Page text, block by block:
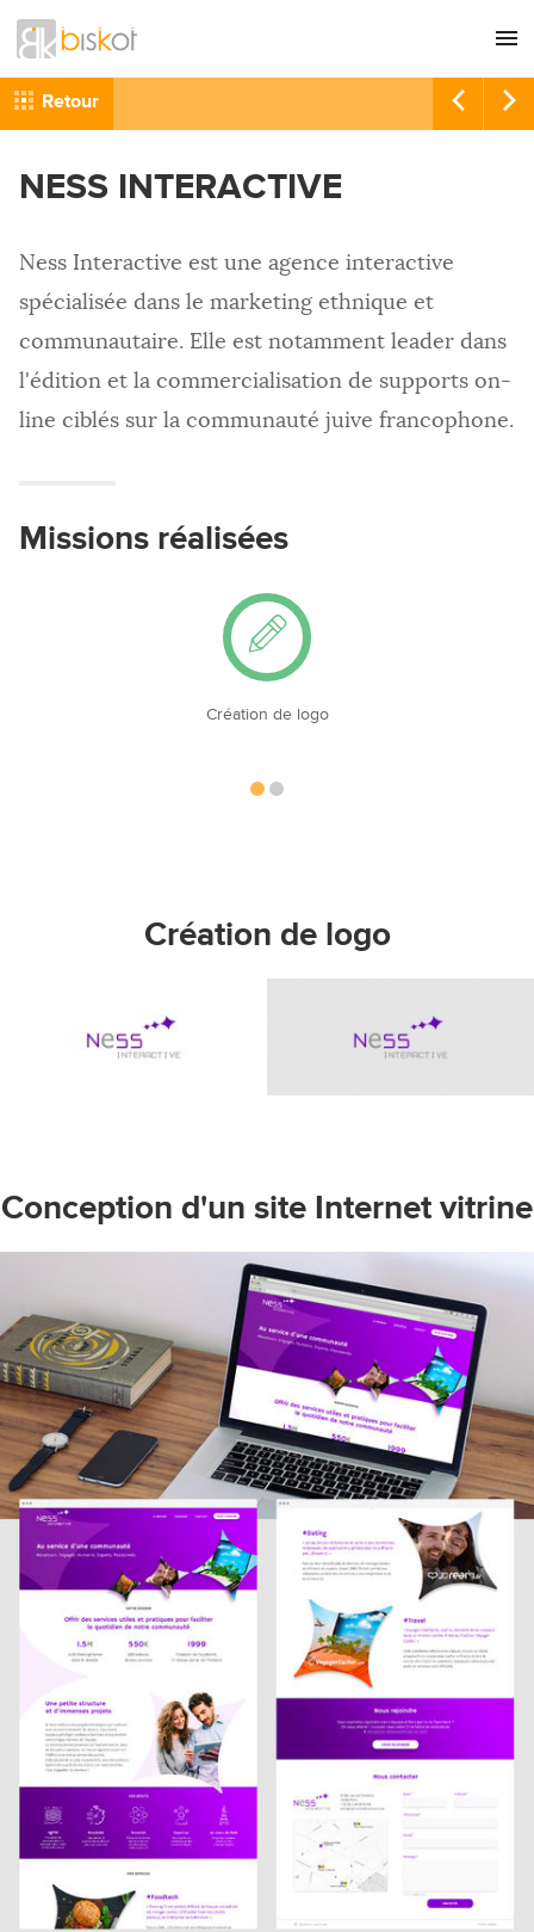
Recrutement
SITES INTERNET
RÉFÉRENCEMENT
HÉBERGEMENT
IMPRESSION
Retour
NESS INTERACTIVE
Ness Interactive est une agence interactive
spécialisée dans le marketing ethnique et
communautaire. Elle est notamment leader dans
l'édition et la commercialisation de supports on-
line ciblés sur la communauté juive francophone.
Missions réalisées
Création de logo
Conception d'un site Internet vitrine